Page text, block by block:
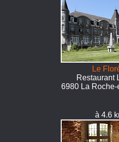
Le
Restaurant
6980 La
à 4.6